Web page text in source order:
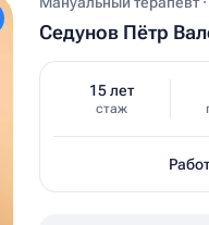
Седунов Пётр
15 лет
стаж